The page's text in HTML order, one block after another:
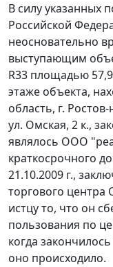
В силу указанных
Российской
неосновательно
выступающим
R33 площадью
этаже объекта,
область, г.
ул. Омская, 2 к.,
являлось ООО
краткосрочного
21.10.2009 г.,
торгового
истцу то, что он
пользования по
когда
оно происходило.